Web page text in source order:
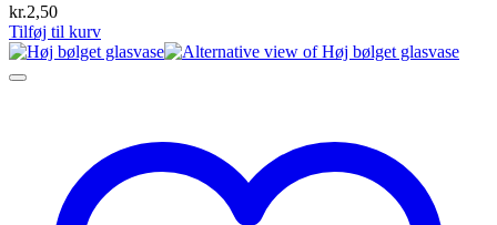
kr.2,50
Tilføj til kurv